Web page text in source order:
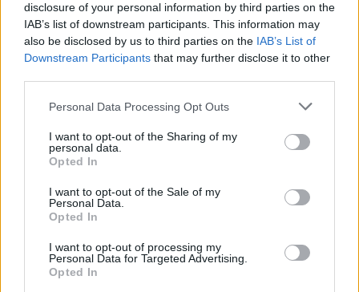
disclosure of your personal information by third parties on the
IAB’s list of downstream participants. This information may
also be disclosed by us to third parties on the IAB’s List of
Downstream Participants that may further disclose it to other
Personal Data Processing Opt Outs
I want to opt-out of the Sharing of my
personal data.
Opted In
I want to opt-out of the Sale of my
Personal Data.
Opted In
I want to opt-out of processing my
Personal Data for Targeted Advertising.
Opted In
kereszteződéseknél. Ez a szoftveres rétegzés jól mutatja,
hogy a Nissan nem hardveres áttörésre, hanem a meglévő
érzékelőrendszer okosabb használatára épít.
szegmensbe sorolja
A felszereltségi, dizájn- és technológiai fejlesztések
drágább elektromos SUV-k közé tartozik a rendkívül erős
középkategóriás mezőnyben. Németországban az árak
akkumulátorral és 178 kW teljesítményű elsőkerék-
hajtással szerelt változat jár, míg a 225 kW-os,